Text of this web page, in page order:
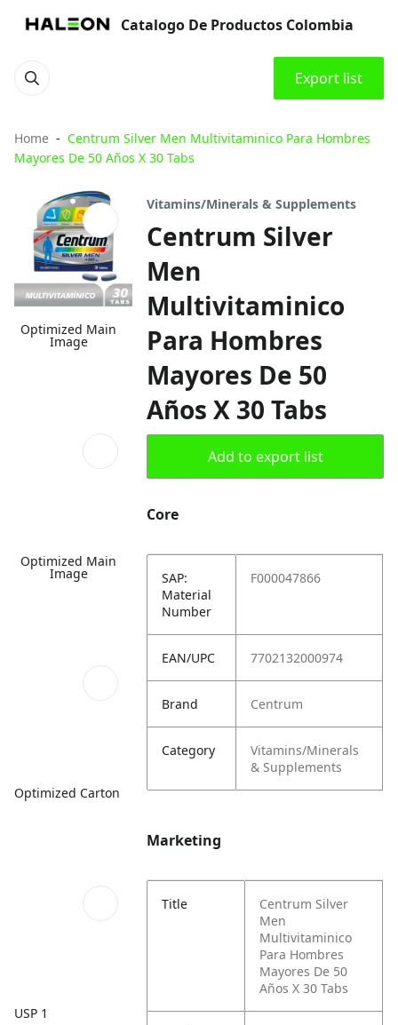
Catalogo De Productos Colombia
Export list
Home
Centrum Silver Men Multivitaminico Para Hombres
Mayores De 50 Años X 30 Tabs
Optimized Main
Image
Optimized Main
Image
Optimized Carton
USP 1
Vitamins/Minerals & Supplements
Centrum Silver
Men
Multivitaminico
Para Hombres
Mayores De 50
Años X 30 Tabs
Add to export list
Core
SAP:
Material
Number
F000047866
EAN/UPC 7702132000974
Brand Centrum
Category
Vitamins/Minerals
& Supplements
Marketing
Title
Centrum Silver
Men
Multivitaminico
Para Hombres
Mayores De 50
Años X 30 Tabs